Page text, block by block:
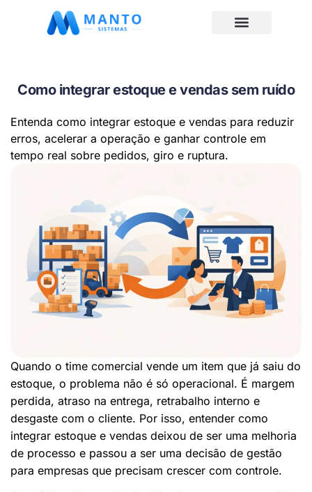
Como integrar estoque e vendas sem ruído
Entenda como integrar estoque e vendas para reduzir
erros, acelerar a operação e ganhar controle em
tempo real sobre pedidos, giro e ruptura.
Quando o time comercial vende um item que já saiu do
estoque, o problema não é só operacional. É margem
perdida, atraso na entrega, retrabalho interno e
desgaste com o cliente. Por isso, entender como
integrar estoque e vendas deixou de ser uma melhoria
de processo e passou a ser uma decisão de gestão
para empresas que precisam crescer com controle.